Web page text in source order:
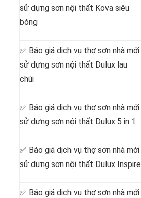
sử dựng sơn nội thất Kova siêu
bóng
✅ Báo giá dịch vụ thợ sơn nhà mới
sử dựng sơn nội thất Dulux lau
chùi
✅ Báo giá dịch vụ thợ sơn nhà mới
sử dựng sơn nội thất Dulux 5 in 1
✅ Báo giá dịch vụ thợ sơn nhà mới
sử dựng sơn nội thất Dulux Inspire
✅ Báo giá dịch vụ thợ sơn nhà mới